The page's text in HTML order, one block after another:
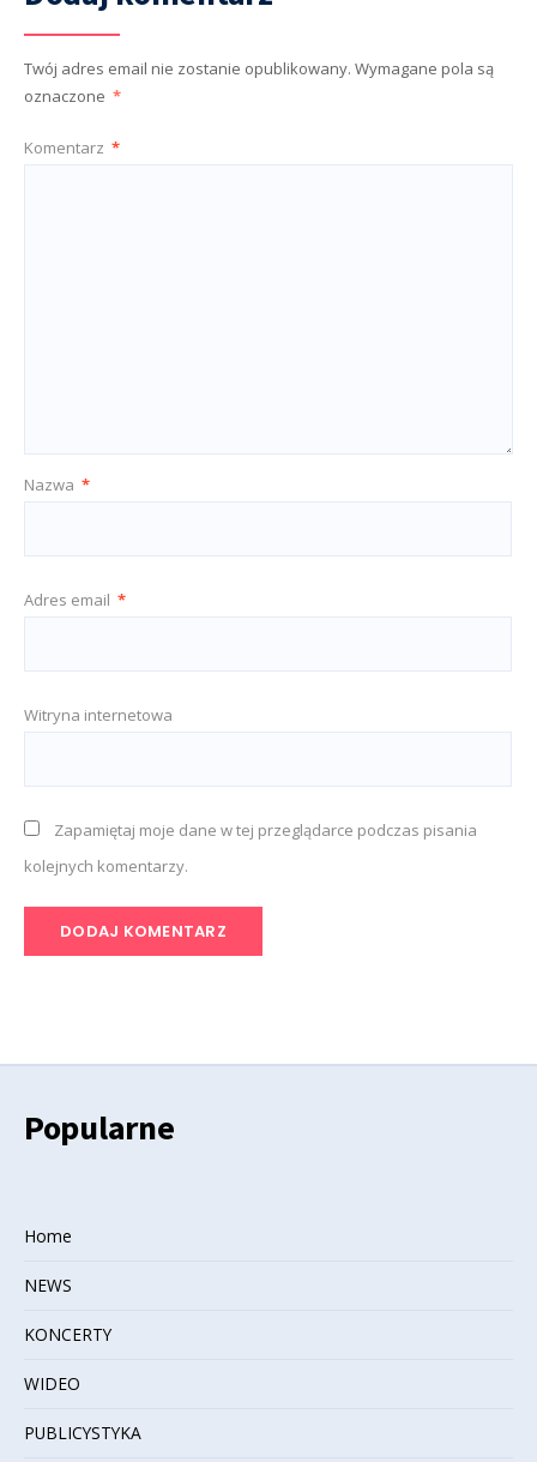
Twój adres email nie zostanie opublikowany. Wymagane pola są
oznaczone *
Komentarz *
Nazwa *
Adres email *
Witryna internetowa
Zapamiętaj moje dane w tej przeglądarce podczas pisania
kolejnych komentarzy.
Popularne
Home
NEWS
KONCERTY
WIDEO
PUBLICYSTYKA